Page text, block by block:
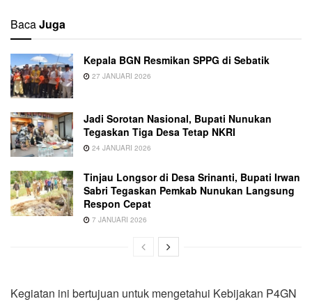
BacaJuga
Kepala BGN Resmikan SPPG di Sebatik
27 JANUARI 2026
Jadi Sorotan Nasional, Bupati Nunukan
Tegaskan Tiga Desa Tetap NKRI
24 JANUARI 2026
Tinjau Longsor di Desa Srinanti, Bupati Irwan
Sabri Tegaskan Pemkab Nunukan Langsung
Respon Cepat
7 JANUARI 2026
Kegiatan ini bertujuan untuk mengetahui Kebijakan P4GN